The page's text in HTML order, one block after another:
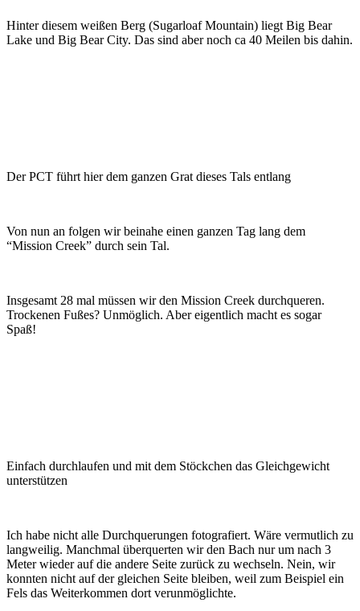
Hinter diesem weißen Berg (Sugarloaf Mountain) liegt Big Bear
Lake und Big Bear City. Das sind aber noch ca 40 Meilen bis dahin.
Der PCT führt hier dem ganzen Grat dieses Tals entlang
Von nun an folgen wir beinahe einen ganzen Tag lang dem
“Mission Creek” durch sein Tal.
Insgesamt 28 mal müssen wir den Mission Creek durchqueren.
Trockenen Fußes? Unmöglich. Aber eigentlich macht es sogar
Spaß!
Einfach durchlaufen und mit dem Stöckchen das Gleichgewicht
unterstützen
Ich habe nicht alle Durchquerungen fotografiert. Wäre vermutlich zu
langweilig. Manchmal überquerten wir den Bach nur um nach 3
Meter wieder auf die andere Seite zurück zu wechseln. Nein, wir
konnten nicht auf der gleichen Seite bleiben, weil zum Beispiel ein
Fels das Weiterkommen dort verunmöglichte.